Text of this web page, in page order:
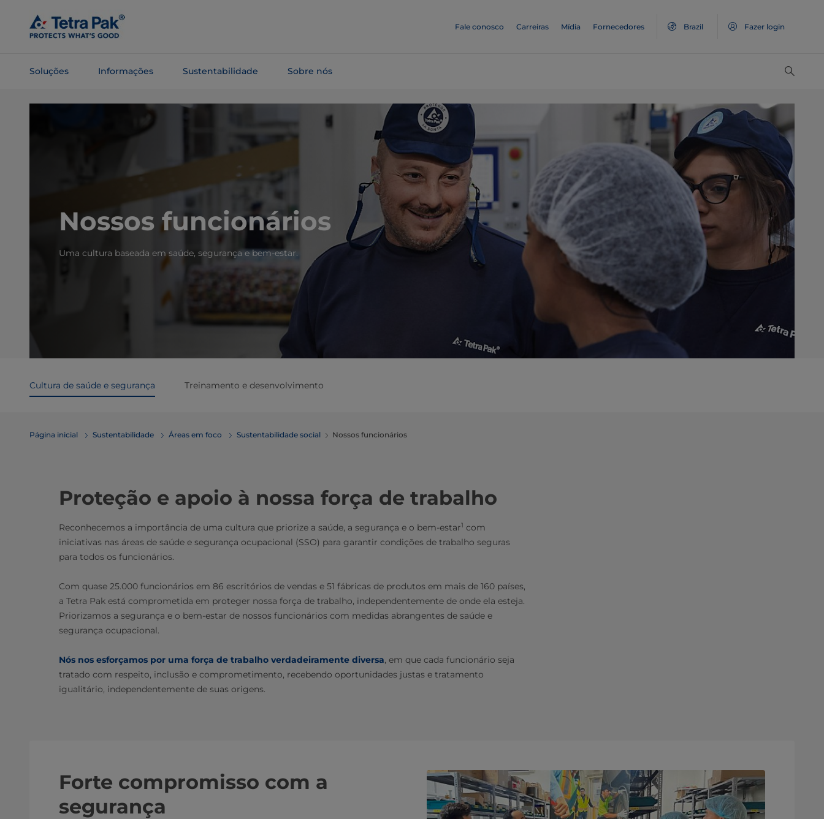
para o
conteúdo
Fale conosco Carreiras Mídia Fornecedores Brazil Fazer login
Soluções Informações Sustentabilidade Sobre nós
Nossos funcionários
Uma cultura baseada em saúde, segurança e bem-estar.
Cultura de saúde e segurança Treinamento e desenvolvimento
Página inicial Sustentabilidade Áreas em foco Sustentabilidade social Nossos funcionários
Proteção e apoio à nossa força de trabalho
Reconhecemos a importância de uma cultura que priorize a saúde, a segurança e o bem-estar1 com
iniciativas nas áreas de saúde e segurança ocupacional (SSO) para garantir condições de trabalho seguras
para todos os funcionários.
Com quase 25.000 funcionários em 86 escritórios de vendas e 51 fábricas de produtos em mais de 160 países,
a Tetra Pak está comprometida em proteger nossa força de trabalho, independentemente de onde ela esteja.
Priorizamos a segurança e o bem-estar de nossos funcionários com medidas abrangentes de saúde e
segurança ocupacional.
Nós nos esforçamos por uma força de trabalho verdadeiramente diversa, em que cada funcionário seja
tratado com respeito, inclusão e comprometimento, recebendo oportunidades justas e tratamento
igualitário, independentemente de suas origens.
Forte compromisso com a
segurança